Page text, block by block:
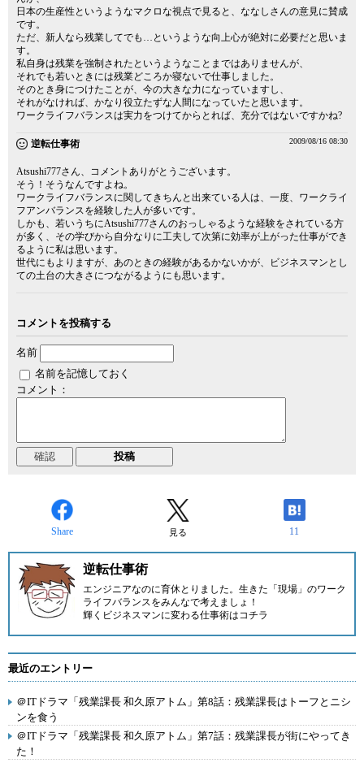
日本の生産性というようなマクロな視点で見ると、ななしさんの意見に賛成
です。
ただ、新人なら残業してでも…というような向上心が絶対に必要だと思いま
す。
私自身は残業を強制されたというようなことまではありませんが、
それでも若いときには残業どころか寝ないで仕事しました。
そのとき身につけたことが、今の大きな力になっていますし、
それがなければ、かなり役立たずな人間になっていたと思います。
ワークライフバランスは実力をつけてからとれば、充分ではないですかね?
逆転仕事術 2009/08/16 08:30
Atsushi777さん、コメントありがとうございます。
そう！そうなんですよね。
ワークライフバランスに関してきちんと出来ている人は、一度、ワークライ
フアンバランスを経験した人が多いです。
しかも、若いうちにAtsushi777さんのおっしゃるような経験をされている方
が多く、その学びから自分なりに工夫して次第に効率が上がった仕事ができ
るように私は思います。
世代にもよりますが、あのときの経験があるかないかが、ビジネスマンとし
ての土台の大きさにつながるようにも思います。
コメントを投稿する
名前
名前を記憶しておく
コメント：
Share 見る 11
逆転仕事術
エンジニアなのに育休とりました。生きた「現場」のワーク
ライフバランスをみんなで考えましょ！
輝くビジネスマンに変わる仕事術はコチラ
最近のエントリー
＠ITドラマ「残業課長 和久原アトム」第8話：残業課長はトーフとニシ
ンを食う
＠ITドラマ「残業課長 和久原アトム」第7話：残業課長が街にやってき
た！